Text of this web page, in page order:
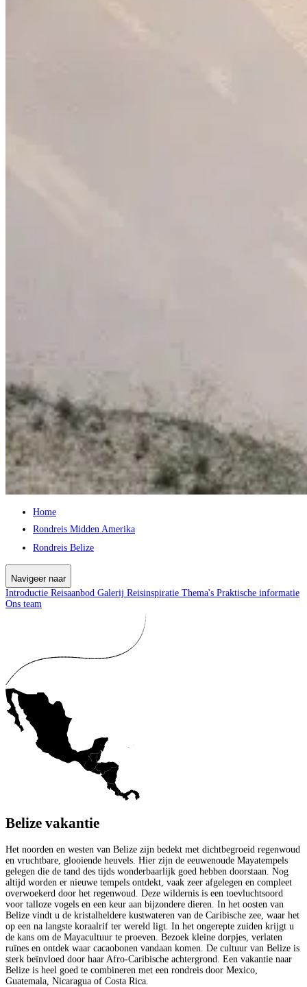
Home
Rondreis Midden Amerika
Rondreis Belize
Navigeer naar
Introductie Reisaanbod Galerij Reisinspiratie Thema's Praktische informatie
Ons team
Belize vakantie
Het noorden en westen van Belize zijn bedekt met dichtbegroeid regenwoud
en vruchtbare, glooiende heuvels. Hier zijn de eeuwenoude Mayatempels
gelegen die de tand des tijds wonderbaarlijk goed hebben doorstaan. Nog
altijd worden er nieuwe tempels ontdekt, vaak zeer afgelegen en compleet
overwoekerd door het regenwoud. Deze wildernis is een toevluchtsoord
voor talloze vogels en een keur aan bijzondere dieren. In het oosten van
Belize vindt u de kristalheldere kustwateren van de Caribische zee, waar het
op een na langste koraalrif ter wereld ligt. In het ongerepte zuiden krijgt u
de kans om de Mayacultuur te proeven. Bezoek kleine dorpjes, verlaten
ruïnes en ontdek waar cacaobonen vandaan komen. De cultuur van Belize is
sterk beïnvloed door haar Afro-Caribische achtergrond. Een vakantie naar
Belize is heel goed te combineren met een rondreis door Mexico,
Guatemala, Nicaragua of Costa Rica.